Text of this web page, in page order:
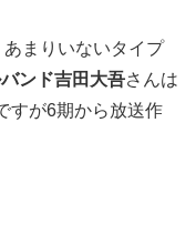
まりいないタイプ
ンド吉田大吾さんは
すが6期から放送作